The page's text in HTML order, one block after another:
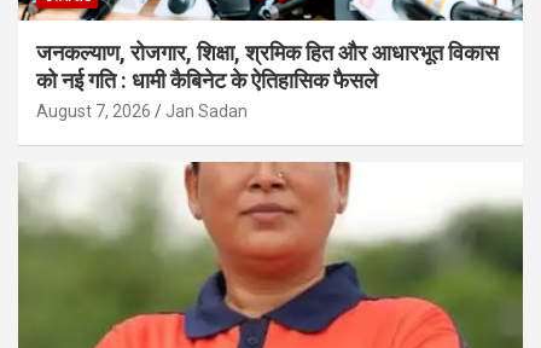
जनकल्याण, रोजगार, शिक्षा, श्रमिक हित और आधारभूत विकास
को नई गति : धामी कैबिनेट के ऐतिहासिक फैसले
August 7, 2026 Jan Sadan